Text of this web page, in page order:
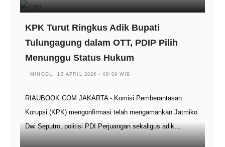
KPK Turut Ringkus Adik Bupati
Tulungagung dalam OTT, PDIP Pilih
Menunggu Status Hukum
MINGGU, 12 APRIL 2026 - 08:09 WIB
RIAUBOOK.COM JAKARTA - Komisi Pemberantasan
Korupsi (KPK) mengonfirmasi telah mengamankan Jatmiko
Dwi Seputro, politisi PDI Perjuangan sekaligus adik…